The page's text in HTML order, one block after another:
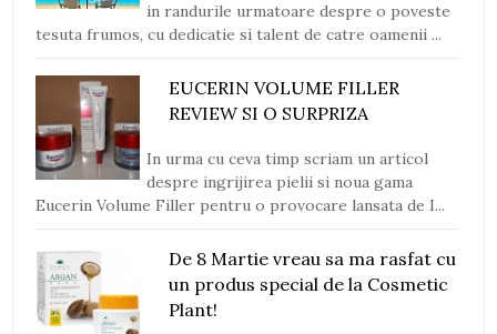
in randurile urmatoare despre o poveste
tesuta frumos, cu dedicatie si talent de catre oamenii ...
EUCERIN VOLUME FILLER
REVIEW SI O SURPRIZA
In urma cu ceva timp scriam un articol
despre ingrijirea pielii si noua gama
Eucerin Volume Filler pentru o provocare lansata de I...
De 8 Martie vreau sa ma rasfat cu
un produs special de la Cosmetic
Plant!